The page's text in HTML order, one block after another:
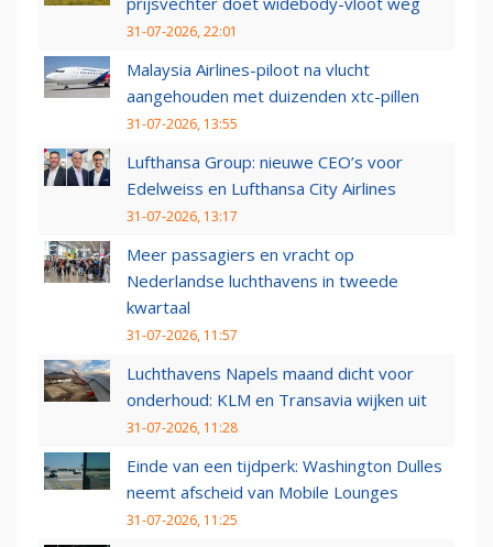
31-07-2026, 22:01
Malaysia Airlines-piloot na vlucht
aangehouden met duizenden xtc-pillen
31-07-2026, 13:55
Lufthansa Group: nieuwe CEO’s voor
Edelweiss en Lufthansa City Airlines
31-07-2026, 13:17
Meer passagiers en vracht op
Nederlandse luchthavens in tweede
kwartaal
31-07-2026, 11:57
Luchthavens Napels maand dicht voor
onderhoud: KLM en Transavia wijken uit
31-07-2026, 11:28
Einde van een tijdperk: Washington Dulles
neemt afscheid van Mobile Lounges
31-07-2026, 11:25